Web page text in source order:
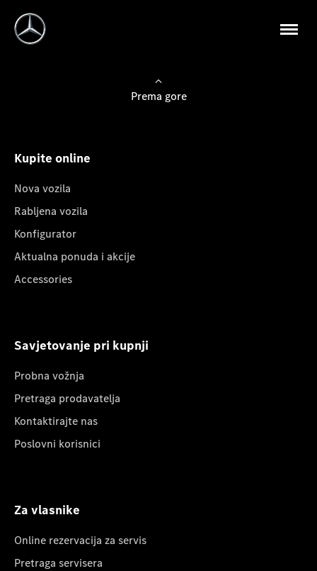
Prema gore
Kupite online
Nova vozila
Rabljena vozila
Konfigurator
Aktualna ponuda i akcije
Accessories
Savjetovanje pri kupnji
Probna vožnja
Pretraga prodavatelja
Kontaktirajte nas
Poslovni korisnici
Za vlasnike
Online rezervacija za servis
Pretraga servisera